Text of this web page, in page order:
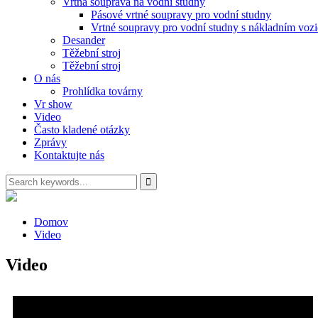
Pásové vrtné soupravy pro vodní studny
Vrtné soupravy pro vodní studny s nákladním
Desander
Těžební stroj
Těžební stroj
O nás
Prohlídka továrny
Vr show
Video
Často kladené otázky
Zprávy
Kontaktujte nás
Domov
Video
Video